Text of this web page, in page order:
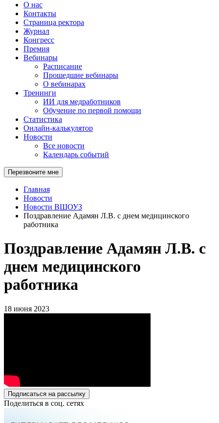
О нас
Контакты
Страница ректора
Журнал
Конгресс
Премия
Вебинары
Расписание
Прошедшие вебинары
О вебинарах
Тренинги
ИИ для медработников
Обучение по первой помощи
Статистика
Онлайн-калькулятор
Новости
Все новости
Календарь событий
Перезвоните мне
Главная
Новости
Новости ВШОУЗ
Поздравление Адамян Л.В. с днем медицинского
работника
Поздравление Адамян Л.В. с
днем медицинского
работника
18 июня 2023
Подписаться на рассылку
Поделиться в соц. сетях